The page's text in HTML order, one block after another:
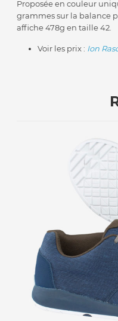
Proposée en couleur
grammes sur la balance
affiche 478g en taille 42.
Voir les prix : Ion